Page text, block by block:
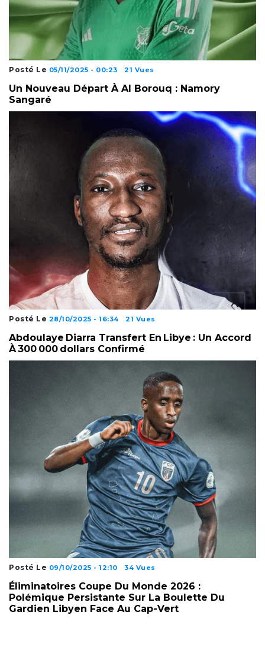
Posté Le 05/11/2025 - 00:23 21 Vues
Un Nouveau Départ À Al Borouq : Namory
Sangaré
Posté Le 28/10/2025 - 16:34 21 Vues
Abdoulaye Diarra Transfert En Libye : Un Accord
À 300 000 Dollars Confirmé
Posté Le 09/10/2025 - 12:10 34 Vues
Éliminatoires Coupe Du Monde 2026 :
Polémique Persistante Sur La Boulette Du
Gardien Libyen Face Au Cap-Vert